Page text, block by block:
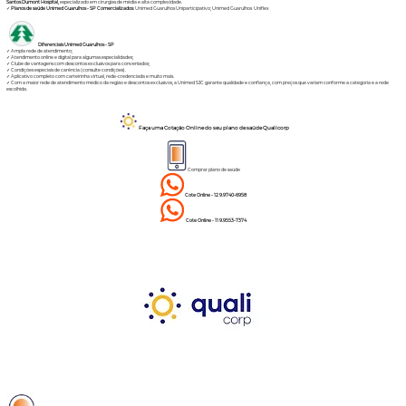
Santos Dumont Hospital,especializado em cirurgias de média e alta complexidade.
✓ Planos de saúde Unimed Guarulhos - SP Comercializados:Unimed Guarulhos Uniparticipativo;Unimed Guarulhos Uniflex
Diferenciais Unimed Guarulhos - SP
✓ Ampla rede de atendimento;
✓ Atendimento online e digital para algumas especialidades;
✓ Clube de vantagens com descontos exclusivos para conveniados;
✓ Condições especiais de carência (consulte condições).
✓ Aplicativo completo com carteirinha virtual, rede-credenciada e muito mais.
✓ Com a maior rede de atendimento médico da região e descontos exclusivos, a Unimed SJC garante qualidade e confiança, com preços que variam conforme a categoria e a rede
escolhida.
Faça uma Cotação Online do seu plano de saúde Qualicorp
Comprar plano de saúde
Cote Online - 12 9.9740-6958
Cote Online - 11 9.9553-7374